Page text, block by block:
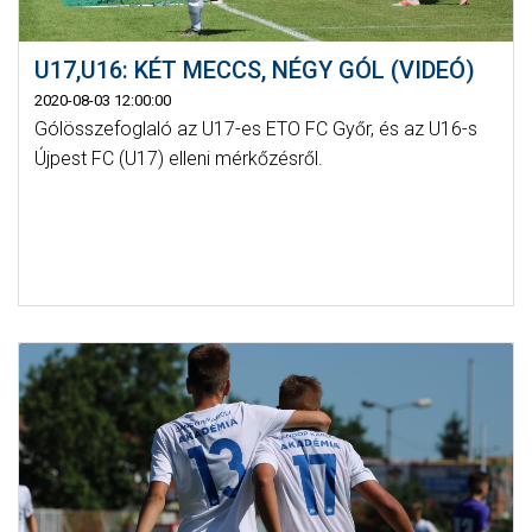
U17,U16: KÉT MECCS, NÉGY GÓL (VIDEÓ)
2020-08-03 12:00:00
Gólösszefoglaló az U17-es ETO FC Győr, és az U16-s
Újpest FC (U17) elleni mérkőzésről.